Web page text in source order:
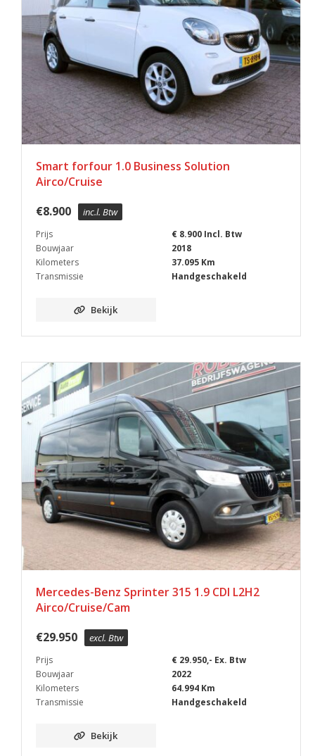
Smart forfour 1.0 Business Solution
Airco/Cruise
€8.900 inc.l. Btw
Prijs
€ 8.900 Incl. Btw
Bouwjaar
2018
Kilometers
37.095 Km
Transmissie
Handgeschakeld
Bekijk
Mercedes-Benz Sprinter 315 1.9 CDI L2H2
Airco/Cruise/Cam
€29.950 excl. Btw
Prijs
€ 29.950,- Ex. Btw
Bouwjaar
2022
Kilometers
64.994 Km
Transmissie
Handgeschakeld
Bekijk